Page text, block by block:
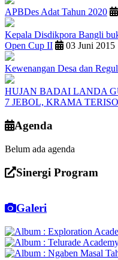
APBDes Adat Tahun 2020
Kepala Disdikpora Bangli
Open Cup II
03 Juni 2015
Kewenangan Desa dan
HUJAN BADAI LANDA
7 JEBOL, KRAMA
Agenda
Belum ada agenda
Sinergi Program
Galeri